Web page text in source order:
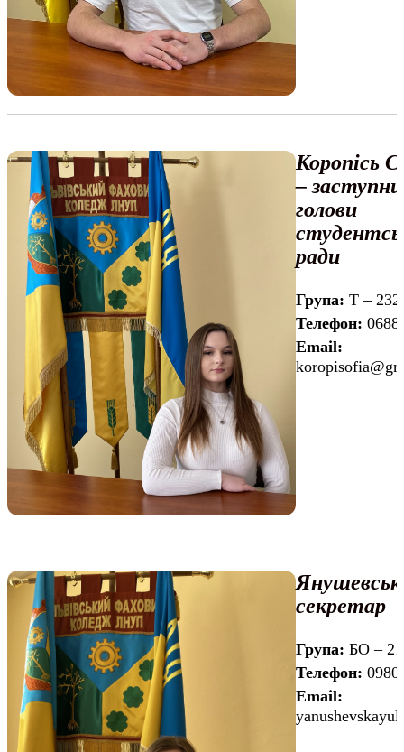
Коропісь
–
голови
ради
Група: Т – 232
Телефон:
Email:
секретар
Група: БО –
Телефон:
Email: